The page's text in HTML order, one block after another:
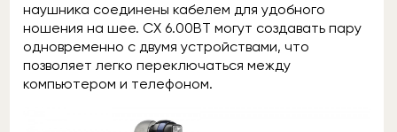
наушника соединены кабелем для удобного
ношения на шее. CX 6.00BT могут создавать пару
одновременно с двумя устройствами, что
позволяет легко переключаться между
компьютером и телефоном.